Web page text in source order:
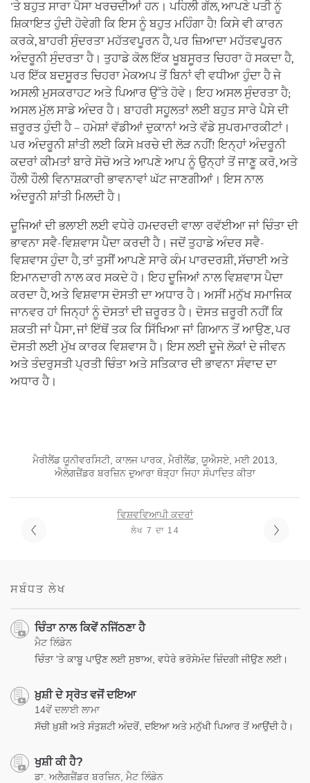
'ਤੇ ਬਹੁਤ ਸਾਰਾ ਪੈਸਾ ਖਰਚਦੀਆਂ ਹਨ। ਪਹਿਲੀ ਗੱਲ, ਆਪਣੇ ਪਤੀ ਨੂੰ
ਸ਼ਿਕਾਇਤ ਹੁੰਦੀ ਹੋਵੇਗੀ ਕਿ ਇਸ ਨੂੰ ਬਹੁਤ ਮਹਿੰਗਾ ਹੈ! ਕਿਸੇ ਵੀ ਕਾਰਨ
ਕਰਕੇ, ਬਾਹਰੀ ਸੁੰਦਰਤਾ ਮਹੱਤਵਪੂਰਨ ਹੈ, ਪਰ ਜ਼ਿਆਦਾ ਮਹੱਤਵਪੂਰਨ
ਅੰਦਰੂਨੀ ਸੁੰਦਰਤਾ ਹੈ। ਤੁਹਾਡੇ ਕੋਲ ਇੱਕ ਖੂਬਸੂਰਤ ਚਿਹਰਾ ਹੋ ਸਕਦਾ ਹੈ,
ਪਰ ਇੱਕ ਬਦਸੂਰਤ ਚਿਹਰਾ ਮੇਕਅਪ ਤੋਂ ਬਿਨਾਂ ਵੀ ਵਧੀਆ ਹੁੰਦਾ ਹੈ ਜੇ
ਅਸਲੀ ਮੁਸਕਰਾਹਟ ਅਤੇ ਪਿਆਰ ਉੱਤੇ ਹੋਵੇ। ਇਹ ਅਸਲ ਸੁੰਦਰਤਾ ਹੈ;
ਅਸਲ ਮੁੱਲ ਸਾਡੇ ਅੰਦਰ ਹੈ। ਬਾਹਰੀ ਸਹੂਲਤਾਂ ਲਈ ਬਹੁਤ ਸਾਰੇ ਪੈਸੇ ਦੀ
ਜ਼ਰੂਰਤ ਹੁੰਦੀ ਹੈ – ਹਮੇਸ਼ਾਂ ਵੱਡੀਆਂ ਦੁਕਾਨਾਂ ਅਤੇ ਵੱਡੇ ਸੁਪਰਮਾਰਕੀਟਾਂ।
ਪਰ ਅੰਦਰੂਨੀ ਸ਼ਾਂਤੀ ਲਈ ਕਿਸੇ ਖ਼ਰਚੇ ਦੀ ਲੋੜ ਨਹੀਂ! ਇਨ੍ਹਾਂ ਅੰਦਰੂਨੀ
ਕਦਰਾਂ ਕੀਮਤਾਂ ਬਾਰੇ ਸੋਚੋ ਅਤੇ ਆਪਣੇ ਆਪ ਨੂੰ ਉਨ੍ਹਾਂ ਤੋਂ ਜਾਣੂ ਕਰੋ, ਅਤੇ
ਹੌਲੀ ਹੌਲੀ ਵਿਨਾਸ਼ਕਾਰੀ ਭਾਵਨਾਵਾਂ ਘੱਟ ਜਾਣਗੀਆਂ। ਇਸ ਨਾਲ
ਅੰਦਰੂਨੀ ਸ਼ਾਂਤੀ ਮਿਲਦੀ ਹੈ।
ਦੂਜਿਆਂ ਦੀ ਭਲਾਈ ਲਈ ਵਧੇਰੇ ਹਮਦਰਦੀ ਵਾਲਾ ਰਵੱਈਆ ਜਾਂ ਚਿੰਤਾ ਦੀ
ਭਾਵਨਾ ਸਵੈ-ਵਿਸ਼ਵਾਸ ਪੈਦਾ ਕਰਦੀ ਹੈ। ਜਦੋਂ ਤੁਹਾਡੇ ਅੰਦਰ ਸਵੈ-
ਵਿਸ਼ਵਾਸ ਹੁੰਦਾ ਹੈ, ਤਾਂ ਤੁਸੀਂ ਆਪਣੇ ਸਾਰੇ ਕੰਮ ਪਾਰਦਰਸ਼ੀ, ਸੱਚਾਈ ਅਤੇ
ਇਮਾਨਦਾਰੀ ਨਾਲ ਕਰ ਸਕਦੇ ਹੋ। ਇਹ ਦੂਜਿਆਂ ਨਾਲ ਵਿਸ਼ਵਾਸ ਪੈਦਾ
ਕਰਦਾ ਹੈ, ਅਤੇ ਵਿਸ਼ਵਾਸ ਦੋਸਤੀ ਦਾ ਅਧਾਰ ਹੈ। ਅਸੀਂ ਮਨੁੱਖ ਸਮਾਜਿਕ
ਜਾਨਵਰ ਹਾਂ ਜਿਨ੍ਹਾਂ ਨੂੰ ਦੋਸਤਾਂ ਦੀ ਜ਼ਰੂਰਤ ਹੈ। ਦੋਸਤ ਜ਼ਰੂਰੀ ਨਹੀਂ ਕਿ
ਸ਼ਕਤੀ ਜਾਂ ਪੈਸਾ, ਜਾਂ ਇੱਥੋਂ ਤਕ ਕਿ ਸਿੱਖਿਆ ਜਾਂ ਗਿਆਨ ਤੋਂ ਆਉਣ, ਪਰ
ਦੋਸਤੀ ਲਈ ਮੁੱਖ ਕਾਰਕ ਵਿਸ਼ਵਾਸ ਹੈ। ਇਸ ਲਈ ਦੂਜੇ ਲੋਕਾਂ ਦੇ ਜੀਵਨ
ਅਤੇ ਤੰਦਰੁਸਤੀ ਪ੍ਰਤੀ ਚਿੰਤਾ ਅਤੇ ਸਤਿਕਾਰ ਦੀ ਭਾਵਨਾ ਸੰਵਾਦ ਦਾ
ਅਧਾਰ ਹੈ।
ਮੈਰੀਲੈਂਡ ਯੂਨੀਵਰਸਿਟੀ, ਕਾਲਜ ਪਾਰਕ, ਮੈਰੀਲੈਂਡ, ਯੂਐਸਏ, ਮਈ 2013,
ਐਲੇਗਜ਼ੈਂਡਰ ਬਰਜ਼ਿਨ ਦੁਆਰਾ ਥੋੜ੍ਹਾ ਜਿਹਾ ਸੰਪਾਦਿਤ ਕੀਤਾ
ਵਿਸ਼ਵਵਿਆਪੀ ਕਦਰਾਂ
ਲੇਖ 7 ਦਾ 14
ਸਬੰਧਤ ਲੇਖ
ਚਿੰਤਾ ਨਾਲ ਕਿਵੇਂ ਨਜਿੱਠਣਾ ਹੈ
ਮੈਟ ਲਿੰਡੇਨ
ਚਿੰਤਾ 'ਤੇ ਕਾਬੂ ਪਾਉਣ ਲਈ ਸੁਝਾਅ, ਵਧੇਰੇ ਭਰੋਸੇਮੰਦ ਜ਼ਿੰਦਗੀ ਜੀਉਣ ਲਈ।
ਖ਼ੁਸ਼ੀ ਦੇ ਸ੍ਰੋਤ ਵਜੋਂ ਦਇਆ
14ਵੇਂ ਦਲਾਈ ਲਾਮਾ
ਸੱਚੀ ਖ਼ੁਸ਼ੀ ਅਤੇ ਸੰਤੁਸ਼ਟੀ ਅੰਦਰੋਂ, ਦਇਆ ਅਤੇ ਮਨੁੱਖੀ ਪਿਆਰ ਤੋਂ ਆਉਂਦੀ ਹੈ।
ਖੁਸ਼ੀ ਕੀ ਹੈ?
ਡਾ. ਅਲੈਗਜ਼ੈਂਡਰ ਬਰਜ਼ਿਨ, ਮੈਟ ਲਿੰਡੇਨ